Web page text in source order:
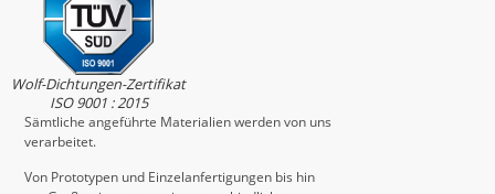
Wolf-Dichtungen-Zertifikat
ISO 9001 : 2015
Sämtliche angeführte Materialien werden von uns
verarbeitet.
Von Prototypen und Einzelanfertigungen bis hin